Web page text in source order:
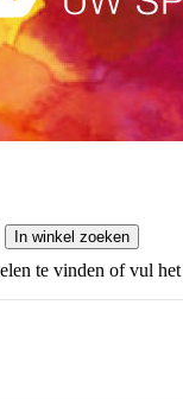
te vinden of vul